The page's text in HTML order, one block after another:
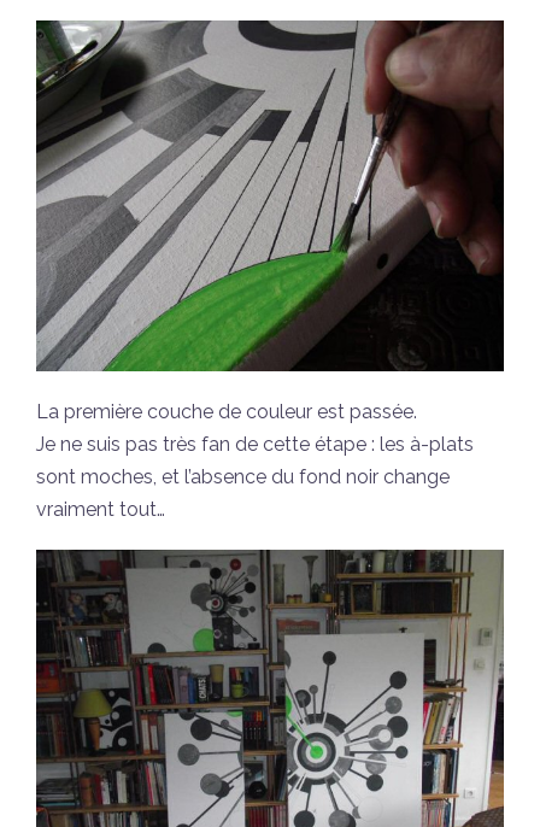
La première couche de couleur est passée.
Je ne suis pas très fan de cette étape : les à-plats
sont moches, et l’absence du fond noir change
vraiment tout…